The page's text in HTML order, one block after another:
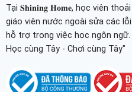
Tại 𝐒𝐡𝐢𝐧𝐢𝐧𝐠 𝐇𝐨𝐦𝐞, học viên
giáo viên nước ngoài sửa các
hỗ trợ trong việc học ngôn ngữ.
Học cùng Tây - Chơi cùng Tây"